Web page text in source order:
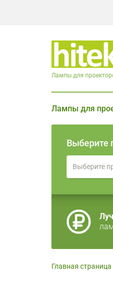
Лампы для
Лампы для
Выберите
Выберите
Главная страница